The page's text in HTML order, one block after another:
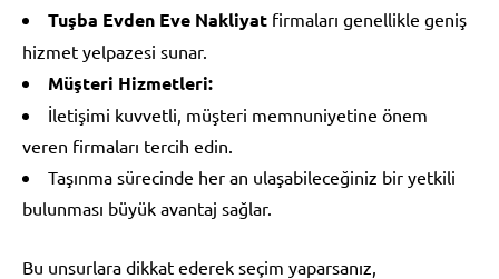
Tuşba Evden Eve Nakliyat firmaları genellikle geniş
hizmet yelpazesi sunar.
Müşteri Hizmetleri:
İletişimi kuvvetli, müşteri memnuniyetine önem
veren firmaları tercih edin.
Taşınma sürecinde her an ulaşabileceğiniz bir yetkili
bulunması büyük avantaj sağlar.
Bu unsurlara dikkat ederek seçim yaparsanız,